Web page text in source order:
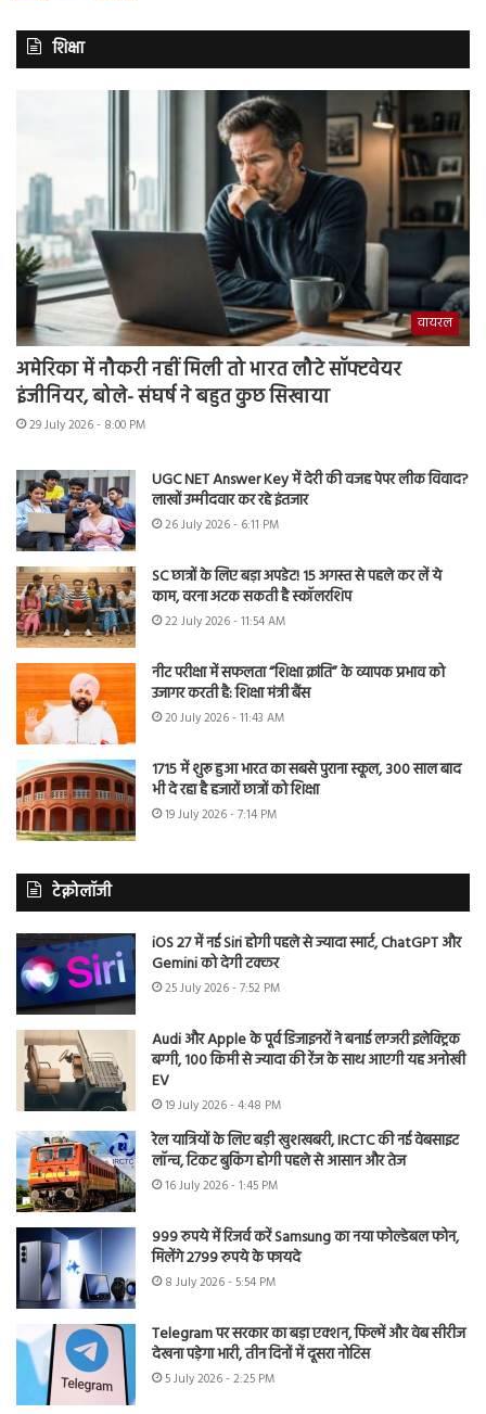
शिक्षा
वायरल
अमेरिका में नौकरी नहीं मिली तो भारत लौटे सॉफ्टवेयर
इंजीनियर, बोले- संघर्ष ने बहुत कुछ सिखाया
29 July 2026 - 8:00 PM
UGC NET Answer Key में देरी की वजह पेपर लीक विवाद?
लाखों उम्मीदवार कर रहे इंतजार
26 July 2026 - 6:11 PM
SC छात्रों के लिए बड़ा अपडेट! 15 अगस्त से पहले कर लें ये
काम, वरना अटक सकती है स्कॉलरशिप
22 July 2026 - 11:54 AM
नीट परीक्षा में सफलता “शिक्षा क्रांति” के व्यापक प्रभाव को
उजागर करती है: शिक्षा मंत्री बैंस
20 July 2026 - 11:43 AM
1715 में शुरू हुआ भारत का सबसे पुराना स्कूल, 300 साल बाद
भी दे रहा है हजारों छात्रों को शिक्षा
19 July 2026 - 7:14 PM
टेक्नोलॉजी
iOS 27 में नई Siri होगी पहले से ज्यादा स्मार्ट, ChatGPT और
Gemini को देगी टक्कर
25 July 2026 - 7:52 PM
Audi और Apple के पूर्व डिजाइनरों ने बनाई लग्जरी इलेक्ट्रिक
बग्गी, 100 किमी से ज्यादा की रेंज के साथ आएगी यह अनोखी
EV
19 July 2026 - 4:48 PM
रेल यात्रियों के लिए बड़ी खुशखबरी, IRCTC की नई वेबसाइट
लॉन्च, टिकट बुकिंग होगी पहले से आसान और तेज
16 July 2026 - 1:45 PM
999 रुपये में रिजर्व करें Samsung का नया फोल्डेबल फोन,
मिलेंगे 2799 रुपये के फायदे
8 July 2026 - 5:54 PM
Telegram पर सरकार का बड़ा एक्शन, फिल्में और वेब सीरीज
देखना पड़ेगा भारी, तीन दिनों में दूसरा नोटिस
5 July 2026 - 2:25 PM